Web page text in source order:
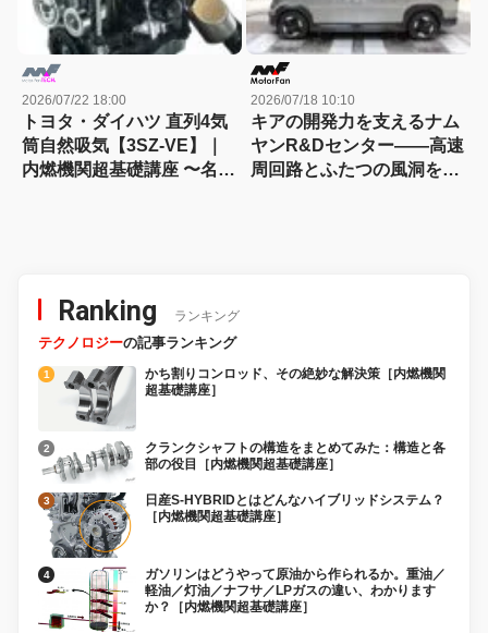
2026/07/22 18:00
トヨタ・ダイハツ 直列4気
筒自然吸気【3SZ-VE】｜
内燃機関超基礎講座 〜名作
2026/07/18 10:10
キアの開発力を支えるナム
ヤンR&Dセンター――高速
周回路とふたつの風洞を訪
Ranking ランキング
テクノロジーの記事ランキング
かち割りコンロッド、その絶妙な解決策［内燃機関
超基礎講座］
クランクシャフトの構造をまとめてみた：構造と各
部の役目［内燃機関超基礎講座］
日産S-HYBRIDとはどんなハイブリッドシステム？
［内燃機関超基礎講座］
ガソリンはどうやって原油から作られるか。重油／
軽油／灯油／ナフサ／LPガスの違い、わかります
か？［内燃機関超基礎講座］